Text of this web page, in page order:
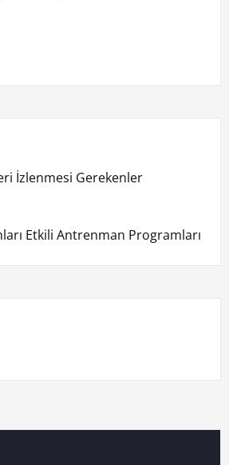
İzlenmesi Gerekenler
Etkili Antrenman Programları